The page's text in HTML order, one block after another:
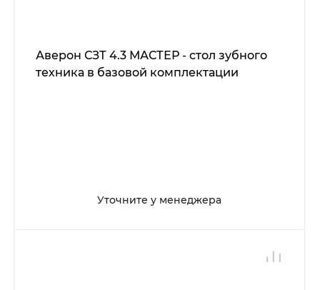
Аверон СЗТ 4.3 МАСТЕР - стол зубного
техника в базовой комплектации
Уточните у менеджера